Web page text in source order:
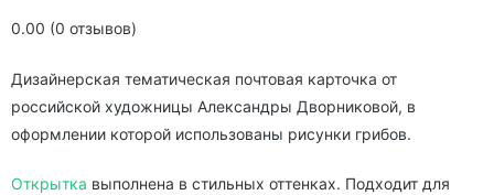
0.00 (0 отзывов)
Дизайнерская тематическая почтовая карточка от
российской художницы Александры Дворниковой, в
оформлении которой использованы рисунки грибов.
Открытка выполнена в стильных оттенках. Подходит для